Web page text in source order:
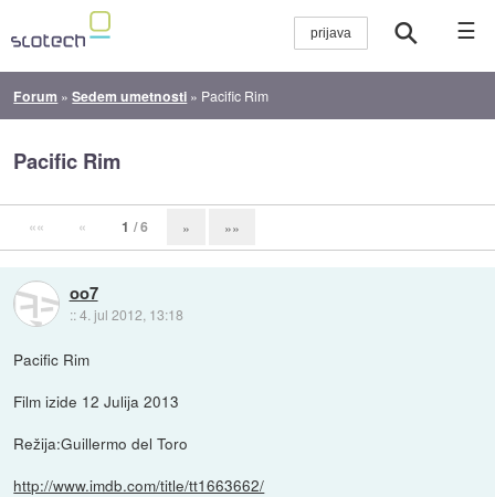
☰
Forum »Sedem umetnosti » Pacific Rim
Pacific Rim
«« « 1 / 6 » »»
oo7
::4. jul 2012, 13:18
Pacific Rim
Film izide 12 Julija 2013
Režija:Guillermo del Toro
http://www.imdb.com/title/tt1663662/